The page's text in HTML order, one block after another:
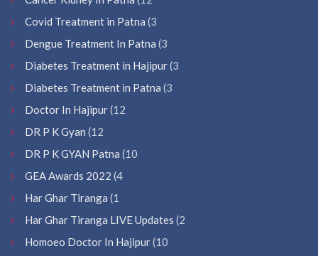
Covid Treatment in Patna (3
Dengue Treatment In Patna (3
Diabetes Treatment in Hajipur(3
Diabetes Treatment in Patna (3
Doctor In Hajipur(12
DR P K Gyan (12
DR P K GYAN Patna (10
GEA Awards 2022 (4
Har Ghar Tiranga (1
Har Ghar Tiranga LIVE Updates (2
Homoeo Doctor In Hajipur(10